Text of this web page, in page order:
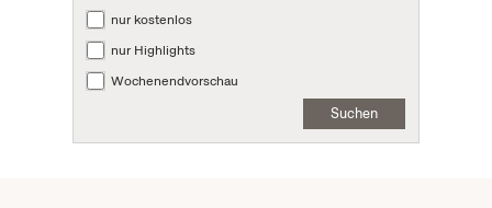
nur kostenlos
nur Highlights
Wochenendvorschau
Suchen